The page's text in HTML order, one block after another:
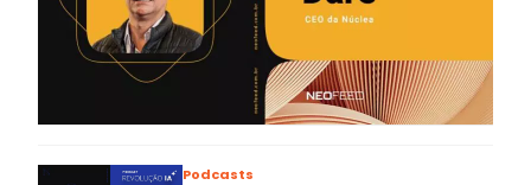
Podcasts